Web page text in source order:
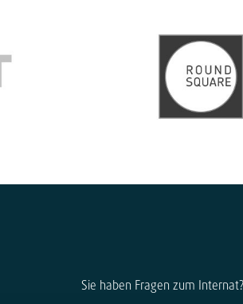
Sie haben Fragen zum Internat?